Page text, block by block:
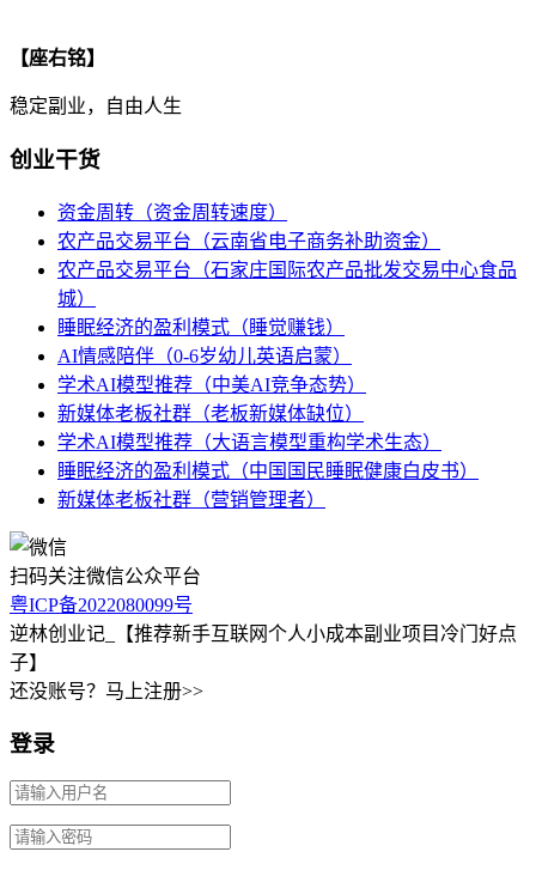
【座右铭】
稳定副业，自由人生
创业干货
资金周转（资金周转速度）
农产品交易平台（云南省电子商务补助资金）
农产品交易平台（石家庄国际农产品批发交易中心食品
城）
睡眠经济的盈利模式（睡觉赚钱）
AI情感陪伴（0-6岁幼儿英语启蒙）
学术AI模型推荐（中美AI竞争态势）
新媒体老板社群（老板新媒体缺位）
学术AI模型推荐（大语言模型重构学术生态）
睡眠经济的盈利模式（中国国民睡眠健康白皮书）
新媒体老板社群（营销管理者）
扫码关注微信公众平台
粤ICP备2022080099号
逆林创业记_【推荐新手互联网个人小成本副业项目冷门好点
子】
还没账号？马上注册>>
登录